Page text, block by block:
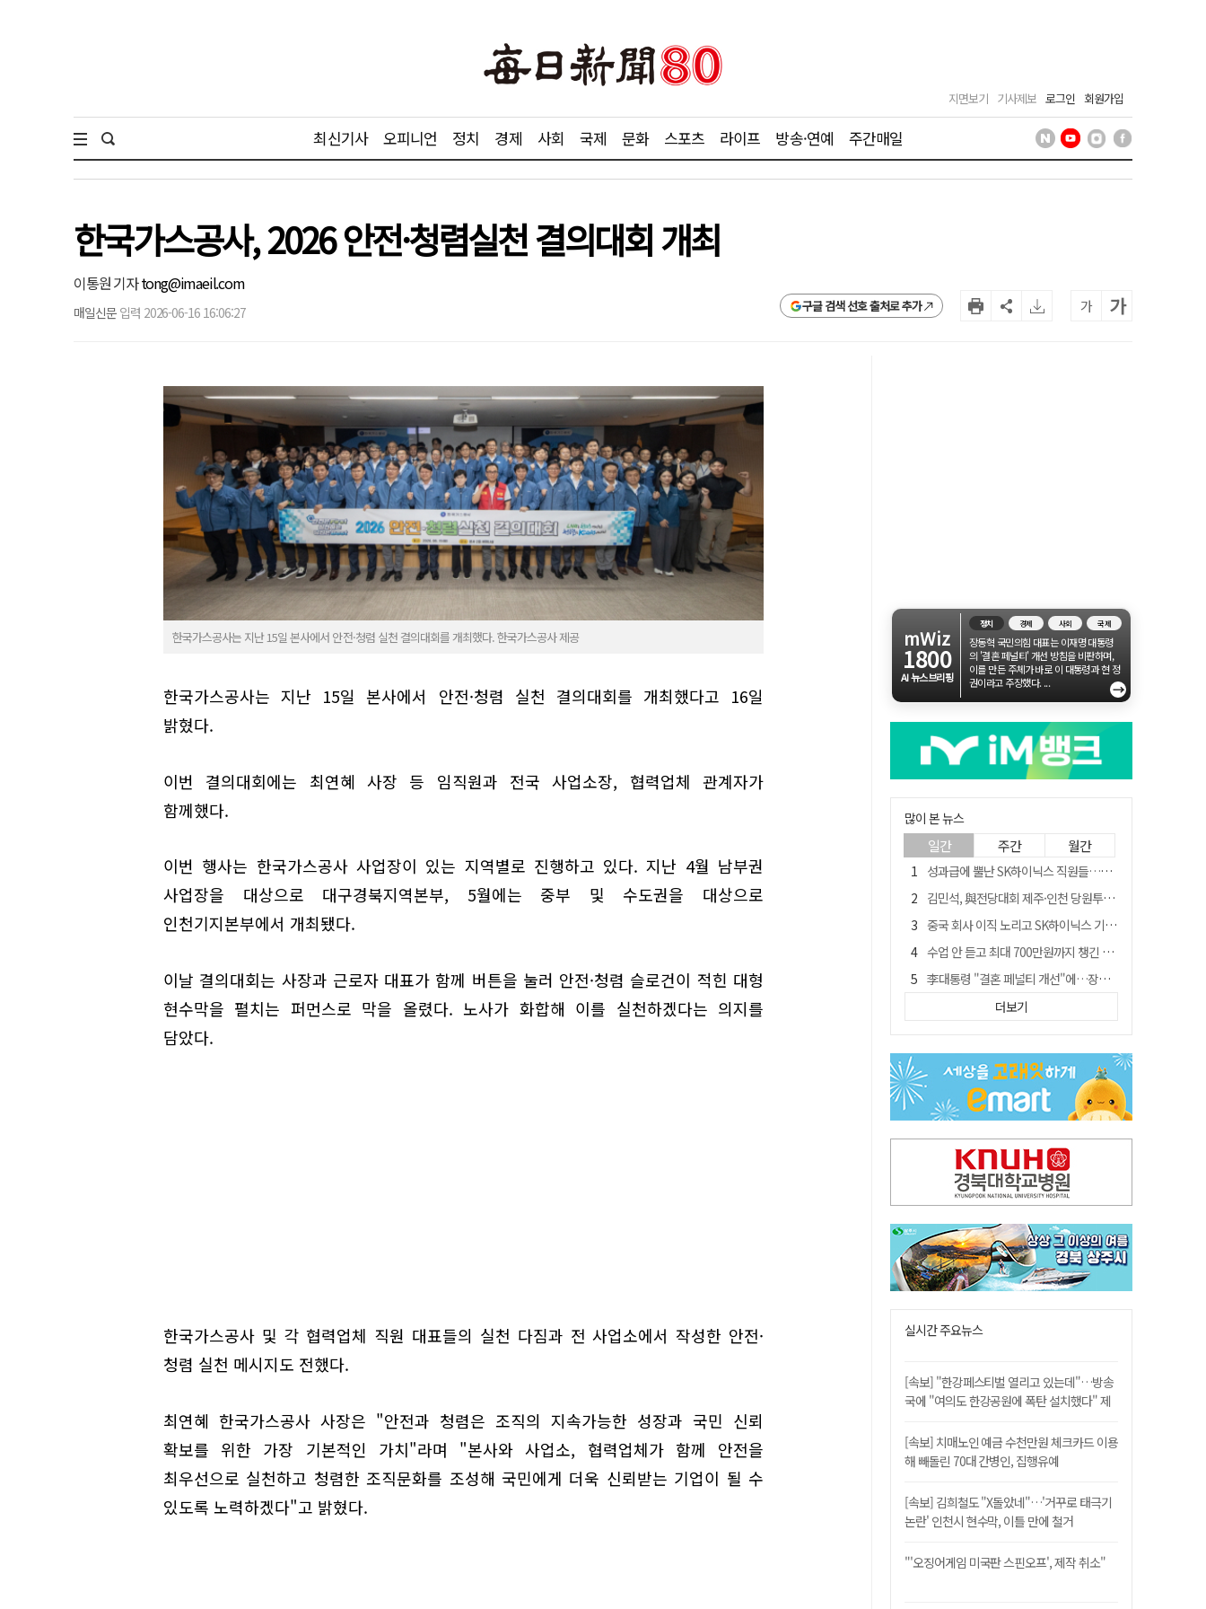
지면보기 기사제보 로그인 회원가입
최신기사 오피니언 정치 경제 사회 국제 문화 스포츠 라이프 방송·연예 주간매일
한국가스공사, 2026 안전·청렴실천 결의대회 개최
이통원 기자tong@imaeil.com
매일신문 입력 2026-06-16 16:06:27 구글 검색 선호 출처로 추가 가 가
한국가스공사는 지난 15일 본사에서 안전·청렴 실천 결의대회를 개최했다. 한국가스공사 제공
한국가스공사는 지난 15일 본사에서 안전·청렴 실천 결의대회를 개최했다고 16일
밝혔다.
이번 결의대회에는 최연혜 사장 등 임직원과 전국 사업소장, 협력업체 관계자가
함께했다.
이번 행사는 한국가스공사 사업장이 있는 지역별로 진행하고 있다. 지난 4월 남부권
사업장을 대상으로 대구경북지역본부, 5월에는 중부 및 수도권을 대상으로
인천기지본부에서 개최됐다.
이날 결의대회는 사장과 근로자 대표가 함께 버튼을 눌러 안전·청렴 슬로건이 적힌 대형
현수막을 펼치는 퍼먼스로 막을 올렸다. 노사가 화합해 이를 실천하겠다는 의지를
담았다.
한국가스공사 및 각 협력업체 직원 대표들의 실천 다짐과 전 사업소에서 작성한 안전·
청렴 실천 메시지도 전했다.
최연혜 한국가스공사 사장은 "안전과 청렴은 조직의 지속가능한 성장과 국민 신뢰
확보를 위한 가장 기본적인 가치"라며 "본사와 사업소, 협력업체가 함께 안전을
최우선으로 실천하고 청렴한 조직문화를 조성해 국민에게 더욱 신뢰받는 기업이 될 수
있도록 노력하겠다"고 밝혔다.
mWiz
1800
AI 뉴스브리핑
정치 경제 사회 국제
장동혁 국민의힘 대표는 이재명 대통령
의 '결혼 페널티' 개선 방침을 비판하며,
이를 만든 주체가 바로 이 대통령과 현 정
권이라고 주장했다. ...
→
많이 본 뉴스
일간 주간 월간
성과급에 뿔난 SK하이닉스 직원들…3500명 모여 '새 노조' 만든다
김민석, 與전당대회 제주·인천 당원투표서 승리…누적 득표는 '초박빙'
중국 회사 이직 노리고 SK하이닉스 기밀 빼돌려…결국 실형
수업 안 듣고 최대 700만원까지 챙긴 포항 A대학 '유령 선수' 등 무더기 송치
李대통령 "결혼 페널티 개선"에…장동혁 "그 페널티 만든 게 이 정권"
경북 칠곡시니어클럽 커피앤솝 사업단…자개소품 만들기 문화체험 운영
신축 줄고 리모델링 뜨자…건설업계, 로봇·모듈러로 방향 튼다
"아버지 외출한 사이"…흉기로 40대母 살해한 고교 자퇴생, 구속 기로에
황희가 띄운 '버스 하우스'…민주당 "실현 거의 불가능, 해프닝으로 봐달라"
더보기
실시간 주요뉴스
[속보] "한강페스티벌 열리고 있는데"…방송
국에 "여의도 한강공원에 폭탄 설치했다" 제
[속보] 치매노인 예금 수천만원 체크카드 이용
해 빼돌린 70대 간병인, 집행유예
[속보] 김희철도 "X돌았네"…'거꾸로 태극기
논란' 인천시 현수막, 이틀 만에 철거
"'오징어게임 미국판 스핀오프', 제작 취소"